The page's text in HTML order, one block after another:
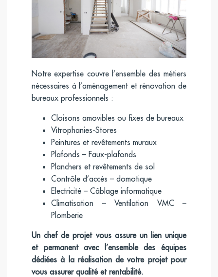
Notre expertise couvre l’ensemble des métiers
nécessaires à l’aménagement et rénovation de
bureaux professionnels :
Cloisons amovibles ou fixes de bureaux
Vitrophanies-Stores
Peintures et revêtements muraux
Plafonds – Faux-plafonds
Planchers et revêtements de sol
Contrôle d’accès – domotique
Electricité – Câblage informatique
Climatisation – Ventilation VMC –
Plomberie
Un chef de projet vous assure un lien unique
et permanent avec l’ensemble des équipes
dédiées à la réalisation de votre projet pour
vous assurer qualité et rentabilité.